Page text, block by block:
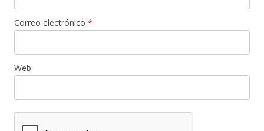
Correo electrónico *
Web